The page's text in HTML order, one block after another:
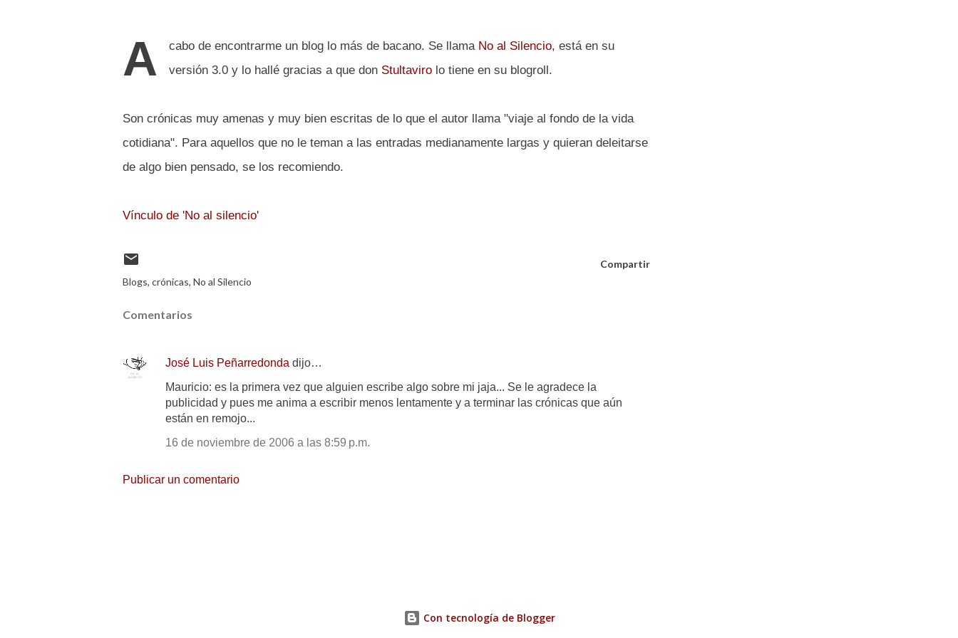
A cabo de encontrarme un blog lo más de bacano. Se llama No al Silencio, está en su
versión 3.0 y lo hallé gracias a que don Stultaviro lo tiene en su blogroll.
Son crónicas muy amenas y muy bien escritas de lo que el autor llama "viaje al fondo de la vida
cotidiana". Para aquellos que no le teman a las entradas medianamente largas y quieran deleitarse
de algo bien pensado, se los recomiendo.
Vínculo de 'No al silencio'
Blogs crónicas No al Silencio
Compartir
Comentarios
José Luis Peñarredonda dijo…
Mauricio: es la primera vez que alguien escribe algo sobre mi jaja... Se le agradece la
publicidad y pues me anima a escribir menos lentamente y a terminar las crónicas que aún
están en remojo...
16 de noviembre de 2006 a las 8:59 p.m.
Publicar un comentario
Con tecnología de Blogger